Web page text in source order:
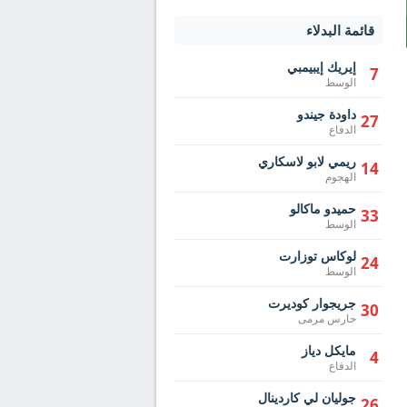
قائمة البدلاء
7 إيريك إيبيمبي
الوسط
27 داودة جيندو
الدفاع
14 ريمي لابو لاسكاري
الهجوم
33 حميدو ماكالو
الوسط
24 لوكاس توزارت
الوسط
30 جريجوار كوديرت
حارس مرمى
4 مايكل دياز
الدفاع
جوليان لي كاردينال